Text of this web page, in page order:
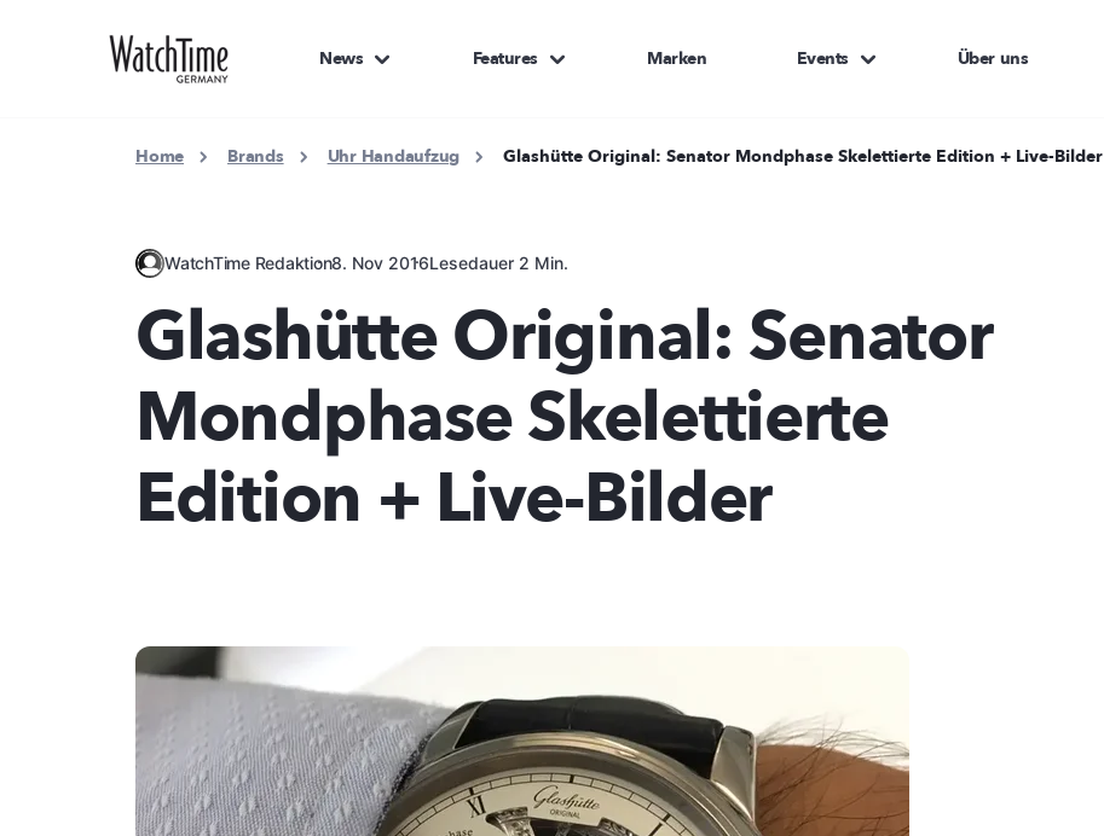
News Features Marken Events Über uns
Home Brands Uhr Handaufzug Glashütte Original: Senator Mondphase Skelettierte Edition + Live-Bilder
WatchTime Redaktion8. Nov 2016Lesedauer 2 Min.
Glashütte Original: Senator
Mondphase Skelettierte
Edition + Live-Bilder